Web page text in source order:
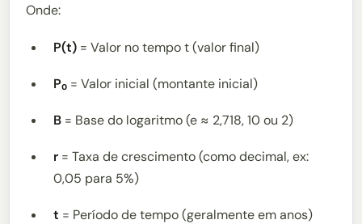
Onde:
P(t) = Valor no tempo t (valor final)
P₀ = Valor inicial (montante inicial)
B = Base do logaritmo (e ≈ 2,718, 10 ou 2)
r = Taxa de crescimento (como decimal, ex:
0,05 para 5%)
t = Período de tempo (geralmente em anos)